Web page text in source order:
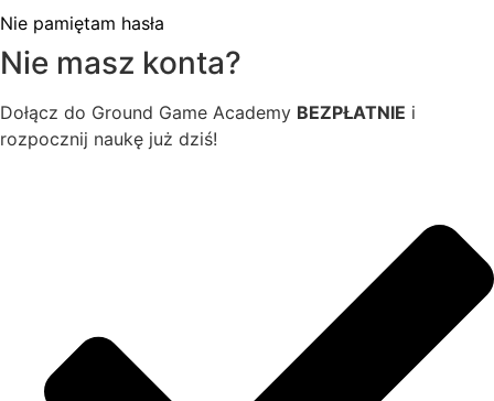
Nie pamiętam hasła
Nie masz konta?
Dołącz do Ground Game Academy BEZPŁATNIE i
rozpocznij naukę już dziś!